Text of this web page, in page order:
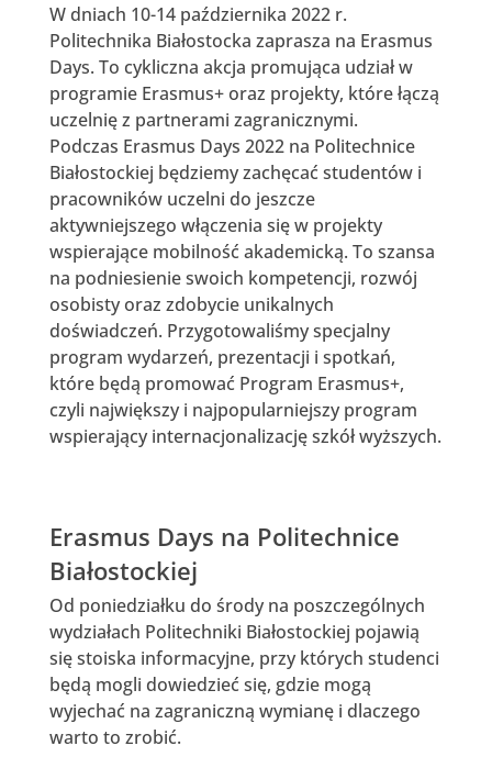
W dniach 10-14 października 2022 r.
Politechnika Białostocka zaprasza na Erasmus
Days. To cykliczna akcja promująca udział w
programie Erasmus+ oraz projekty, które łączą
uczelnię z partnerami zagranicznymi.
Podczas Erasmus Days 2022 na Politechnice
Białostockiej będziemy zachęcać studentów i
pracowników uczelni do jeszcze
aktywniejszego włączenia się w projekty
wspierające mobilność akademicką. To szansa
na podniesienie swoich kompetencji, rozwój
osobisty oraz zdobycie unikalnych
doświadczeń. Przygotowaliśmy specjalny
program wydarzeń, prezentacji i spotkań,
które będą promować Program Erasmus+,
czyli największy i najpopularniejszy program
wspierający internacjonalizację szkół wyższych.
Erasmus Days na Politechnice
Białostockiej
Od poniedziałku do środy na poszczególnych
wydziałach Politechniki Białostockiej pojawią
się stoiska informacyjne, przy których studenci
będą mogli dowiedzieć się, gdzie mogą
wyjechać na zagraniczną wymianę i dlaczego
warto to zrobić.